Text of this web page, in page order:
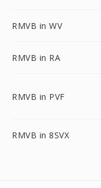
RMVB in WV
RMVB in RA
RMVB in PVF
RMVB in 8SVX